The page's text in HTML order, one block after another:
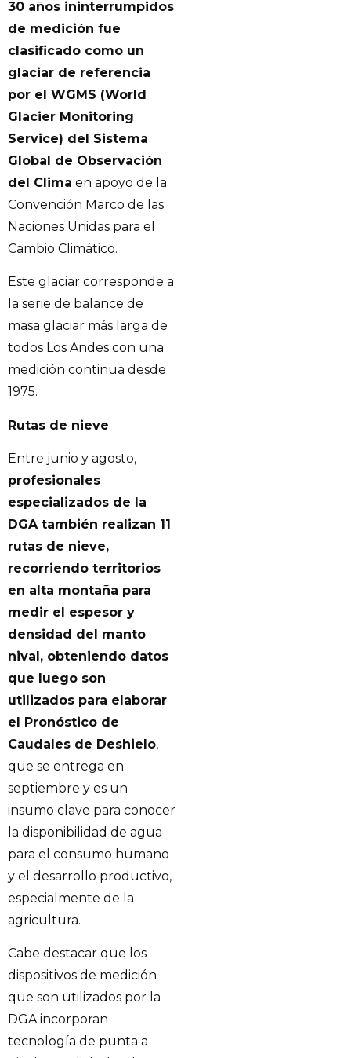
30 años ininterrumpidos
de medición fue
clasificado como un
glaciar de referencia
por el WGMS (World
Glacier Monitoring
Service) del Sistema
Global de Observación
del Clima en apoyo de la
Convención Marco de las
Naciones Unidas para el
Cambio Climático.
Este glaciar corresponde a
la serie de balance de
masa glaciar más larga de
todos Los Andes con una
medición continua desde
1975.
Rutas de nieve
Entre junio y agosto,
profesionales
especializados de la
DGA también realizan 11
rutas de nieve,
recorriendo territorios
en alta montaña para
medir el espesor y
densidad del manto
nival, obteniendo datos
que luego son
utilizados para elaborar
el Pronóstico de
Caudales de Deshielo,
que se entrega en
septiembre y es un
insumo clave para conocer
la disponibilidad de agua
para el consumo humano
y el desarrollo productivo,
especialmente de la
agricultura.
Cabe destacar que los
dispositivos de medición
que son utilizados por la
DGA incorporan
tecnología de punta a